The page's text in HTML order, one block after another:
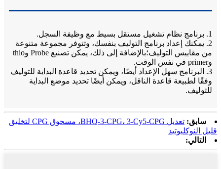
1. برنامج نظام تشغيل مستقل بسيط مع وظيفة السجل.
2. يمكنك إعداد برنامج التوليف بنفسك، وتتوفر مجموعة متنوعة
من مقاييس التوليف؛بالإضافة إلى ذلك، يمكن تصنيع Probe وthio
وprimer في نفس الوقت.
3. البرنامج سهل الإعداد أيضًا، ويمكن تحديد قاعدة البداية للتوليف
وفقًا لطبيعة قاعدة الناقل، ويمكن أيضًا تحديد موضع البداية
للتوليف.
سابق:
تعديل BHQ-3-CPG، 3-Cy5-CPG، مسحوق CPG لتخليق
قليل النوكليوتيد
التالي: